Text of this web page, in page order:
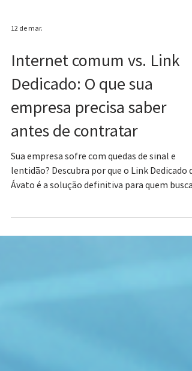
12 de mar.
Internet comum vs. Link
Dedicado: O que sua
empresa precisa saber
antes de contratar
lentidão? Descubra por que o Link Dedicado da
Ávato é a solução definitiva para quem busca